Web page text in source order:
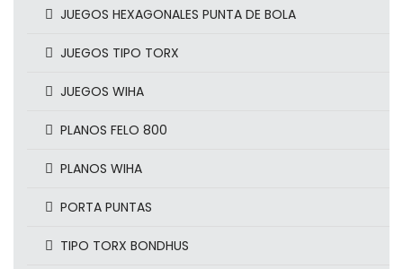
JUEGOS HEXAGONALES PUNTA DE BOLA
JUEGOS TIPO TORX
JUEGOS WIHA
PLANOS FELO 800
PLANOS WIHA
PORTA PUNTAS
TIPO TORX BONDHUS